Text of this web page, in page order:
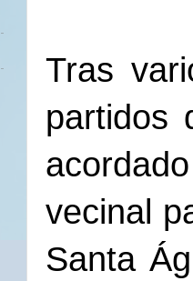
Tras
partidos
vecinal
Santa